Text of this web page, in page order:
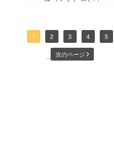
1 2 3 4 5
... 次のページ